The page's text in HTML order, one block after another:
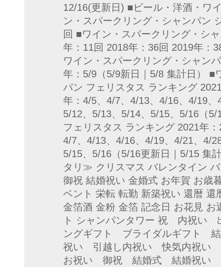
12/16(更新日) ■ビール・洋酒・ワ
ン・スパークリング・シャンパン
回 ■ワイン・スパークリング・シ
年：11回 2018年：36回 2019年：
ワイン・スパークリング・シャン
年：5/9（5/9新日｜5/8 集計日） ■
パン フェリスタス ランキング
年：4/5、4/7、4/13、4/16、4/19
5/12、5/13、5/14、5/15、5/16（
フェリスタス ランキング 2021年
4/7、4/13、4/16、4/19、4/21、4/
5/15、5/16（5/16更新日｜5/15 集
タリ≫ クリスマス バレンタイン
御祝 結婚祝い 金婚式 お年賀 お歳
ベント 栄転 転勤 新築祝い 還暦
金箔酒 金粉 金箔 記念日 お花見
ト シャンパンタワー 祝 内祝
ングギフト ブライダルギフト
祝い 引越し内祝い 快気内祝
お祝い 御祝 結婚式 結婚祝い